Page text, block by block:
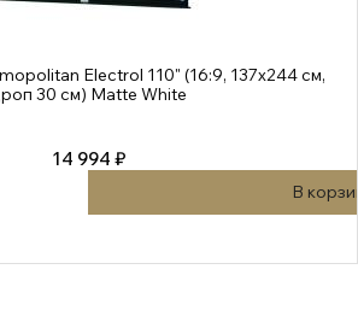
Electrol 110" (16:9, 137x244 см,
30 см) Matte White
14 994 ₽
В